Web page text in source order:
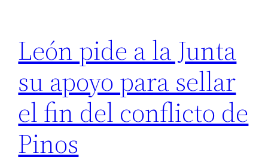
León pide a la Junta
su apoyo para sellar
el fin del conflicto de
Pinos